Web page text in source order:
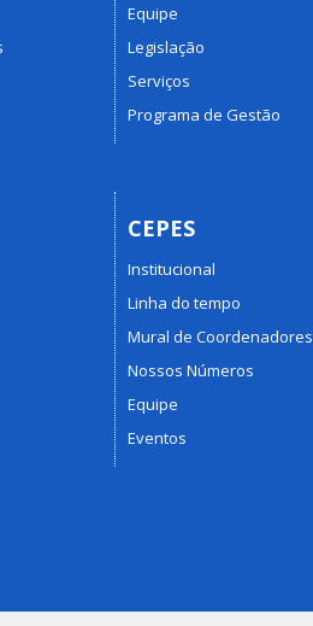
Equipe
Legislação
Serviços
Programa de Gestão
CEPES
Institucional
Linha do tempo
Mural de Coordenadores
Nossos Números
Equipe
Eventos